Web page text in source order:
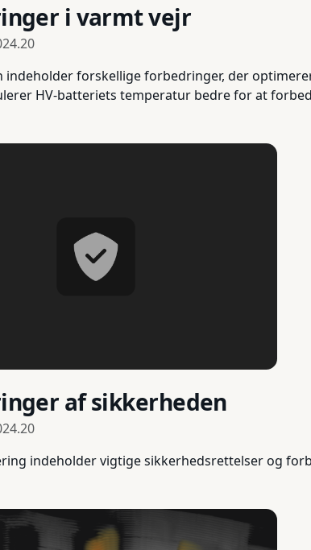
i varmt vejr
indeholder forskellige forbedringer, der
HV-batteriets temperatur bedre for at
af sikkerheden
indeholder vigtige sikkerhedsrettelser og